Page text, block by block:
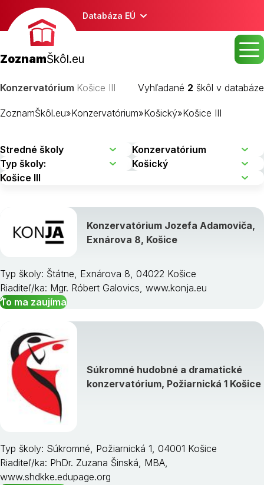
Databáza EÚ
ZoznamŠkôl.eu
Konzervatórium Košice III Vyhľadané 2 škôl v databáze
ZoznamŠkôl.eu»Konzervatórium»Košický»Košice III
Konzervatórium Jozefa Adamoviča,
Exnárova 8, Košice
Typ školy: Štátne, Exnárova 8, 04022 Košice
Riaditeľ/ka: Mgr. Róbert Galovics, www.konja.eu
To ma zaujíma
Súkromné hudobné a dramatické
konzervatórium, Požiarnická 1 Košice
Typ školy: Súkromné, Požiarnická 1, 04001 Košice
Riaditeľ/ka: PhDr. Zuzana Šinská, MBA,
www.shdkke.edupage.org